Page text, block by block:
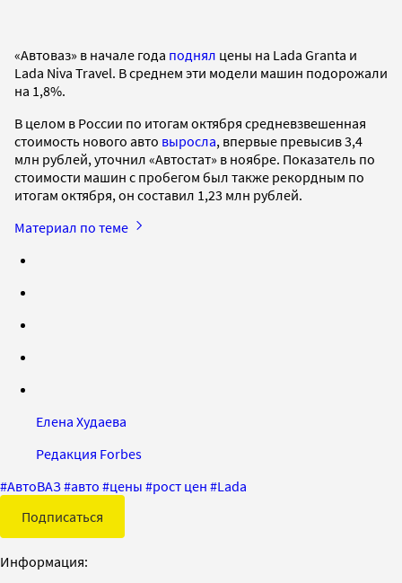
«Автоваз» в начале года поднял цены на Lada Granta и
Lada Niva Travel. В среднем эти модели машин подорожали
на 1,8%.
В целом в России по итогам октября средневзвешенная
стоимость нового авто выросла, впервые превысив 3,4
млн рублей, уточнил «Автостат» в ноябре. Показатель по
стоимости машин с пробегом был также рекордным по
итогам октября, он составил 1,23 млн рублей.
Материал по теме
Елена Худаева
Редакция Forbes
#АвтоВАЗ#авто #цены #рост цен #Lada
Подписаться
Информация: